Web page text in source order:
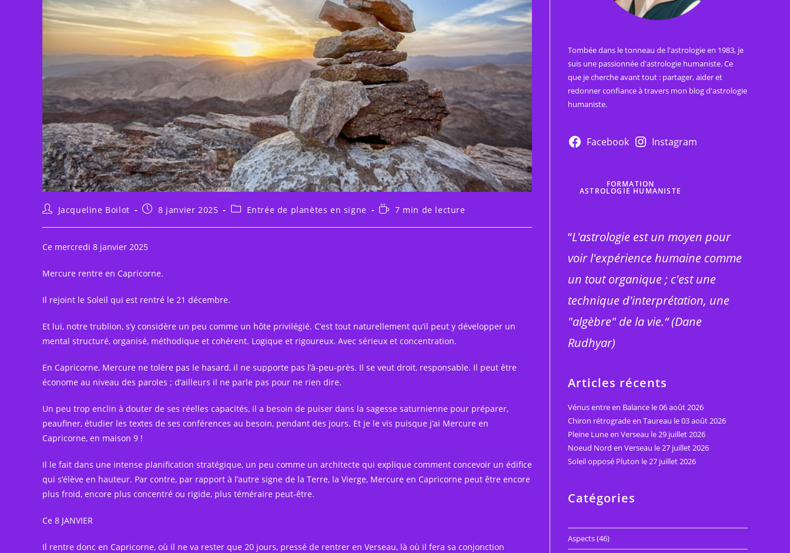
Auteur/autrice
la
publication :
Jacqueline Boilot
Publication
8 janvier 2025
PostEntrée de planètes en signe
Temps
lecture :
7 min de lecture
Ce mercredi 8 janvier 2025
Mercure rentre en Capricorne.
Il rejoint le Soleil qui est rentré le 21 décembre.
Et lui, notre trublion, s’y considère un peu comme un hôte privilégié. C’est tout naturellement qu’il peut y développer un
mental structuré, organisé, méthodique et cohérent. Logique et rigoureux. Avec sérieux et concentration.
En Capricorne, Mercure ne tolère pas le hasard, il ne supporte pas l’à-peu-près. Il se veut droit, responsable. Il peut être
économe au niveau des paroles ; d’ailleurs il ne parle pas pour ne rien dire.
Un peu trop enclin à douter de ses réelles capacités, il a besoin de puiser dans la sagesse saturnienne pour préparer,
peaufiner, étudier les textes de ses conférences au besoin, pendant des jours. Et je le vis puisque j’ai Mercure en
Capricorne, en maison 9 !
Il le fait dans une intense planification stratégique, un peu comme un architecte qui explique comment concevoir un édifice
qui s’élève en hauteur. Par contre, par rapport à l’autre signe de la Terre, la Vierge, Mercure en Capricorne peut être encore
plus froid, encore plus concentré ou rigide, plus téméraire peut-être.
Ce 8 JANVIER
Il rentre donc en Capricorne, où il ne va rester que 20 jours, pressé de rentrer en Verseau, là où il fera sa conjonction
Tombée dans le tonneau de l'astrologie en 1983, je
suis une passionnée d'astrologie humaniste. Ce
que je cherche avant tout : partager, aider et
redonner confiance à travers mon blog d'astrologie
humaniste.
Facebook Instagram
FORMATION
ASTROLOGIE HUMANISTE
“L'astrologie est un moyen pour
voir l'expérience humaine comme
un tout organique ; c'est une
technique d'interprétation, une
"algèbre" de la vie.“ (Dane
Rudhyar)
Articles récents
Vénus entre en Balance le 06 août 2026
Chiron rétrograde en Taureau le 03 août 2026
Pleine Lune en Verseau le 29 juillet 2026
Noeud Nord en Verseau le 27 juillet 2026
Soleil opposé Pluton le 27 juillet 2026
Catégories
Aspects(46)